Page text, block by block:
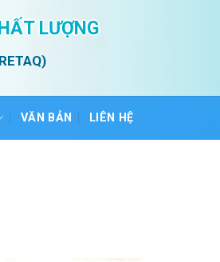
LƯỢNG
VĂN BẢN LIÊN HỆ